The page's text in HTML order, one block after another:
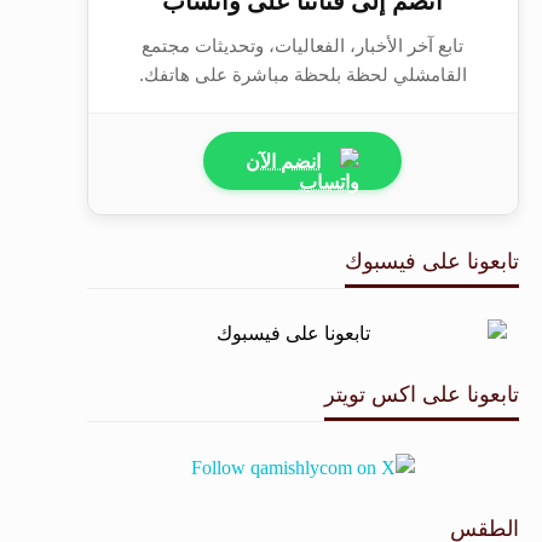
تابع آخر الأخبار، الفعاليات، وتحديثات مجتمع
القامشلي لحظة بلحظة مباشرة على هاتفك.
انضم الآن
تابعونا على فيسبوك
تابعونا على اكس تويتر
الطقس